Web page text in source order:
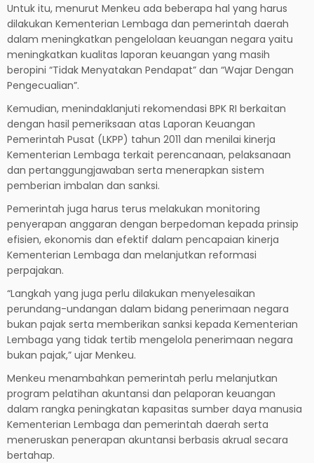
Untuk itu, menurut Menkeu ada beberapa hal yang harus
dilakukan Kementerian Lembaga dan pemerintah daerah
dalam meningkatkan pengelolaan keuangan negara yaitu
meningkatkan kualitas laporan keuangan yang masih
beropini “Tidak Menyatakan Pendapat” dan “Wajar Dengan
Pengecualian”.
Kemudian, menindaklanjuti rekomendasi BPK RI berkaitan
dengan hasil pemeriksaan atas Laporan Keuangan
Pemerintah Pusat (LKPP) tahun 2011 dan menilai kinerja
Kementerian Lembaga terkait perencanaan, pelaksanaan
dan pertanggungjawaban serta menerapkan sistem
pemberian imbalan dan sanksi.
Pemerintah juga harus terus melakukan monitoring
penyerapan anggaran dengan berpedoman kepada prinsip
efisien, ekonomis dan efektif dalam pencapaian kinerja
Kementerian Lembaga dan melanjutkan reformasi
perpajakan.
“Langkah yang juga perlu dilakukan menyelesaikan
perundang-undangan dalam bidang penerimaan negara
bukan pajak serta memberikan sanksi kepada Kementerian
Lembaga yang tidak tertib mengelola penerimaan negara
bukan pajak,” ujar Menkeu.
Menkeu menambahkan pemerintah perlu melanjutkan
program pelatihan akuntansi dan pelaporan keuangan
dalam rangka peningkatan kapasitas sumber daya manusia
Kementerian Lembaga dan pemerintah daerah serta
meneruskan penerapan akuntansi berbasis akrual secara
bertahap.